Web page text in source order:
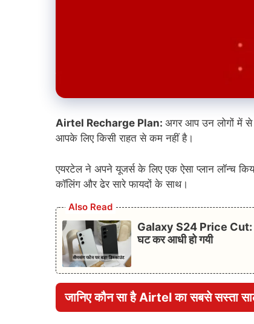
Airtel Recharge Plan: अगर आप उन लोगों में से
आपके लिए किसी राहत से कम नहीं है।
एयरटेल ने अपने यूजर्स के लिए एक ऐसा प्लान लॉन्च
कॉलिंग और ढेर सारे फायदों के साथ।
Also Read
Galaxy S24 Price Cut:
घट कर आधी हो गयी
जानिए कौन सा है Airtel का सबसे सस्ता